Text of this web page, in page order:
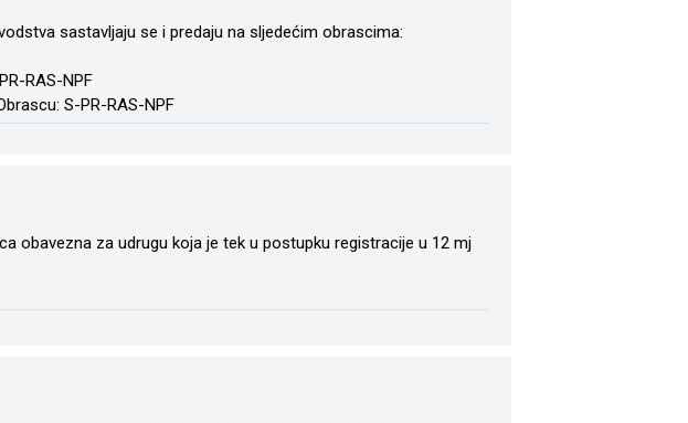
sastavljaju se i predaju na sljedećim obrascima:
RAS-NPF
S-PR-RAS-NPF
obavezna za udrugu koja je tek u postupku registracije u 12 mj